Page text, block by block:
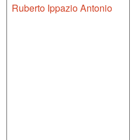
Ruberto Ippazio Antonio